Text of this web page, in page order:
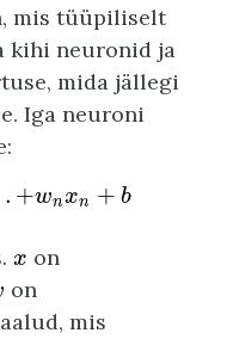
mis tüüpiliselt
kihi neuronid ja
mida jällegi
Iga neuroni
. +wnxn + b
w nx n+
x
x on
on
mis